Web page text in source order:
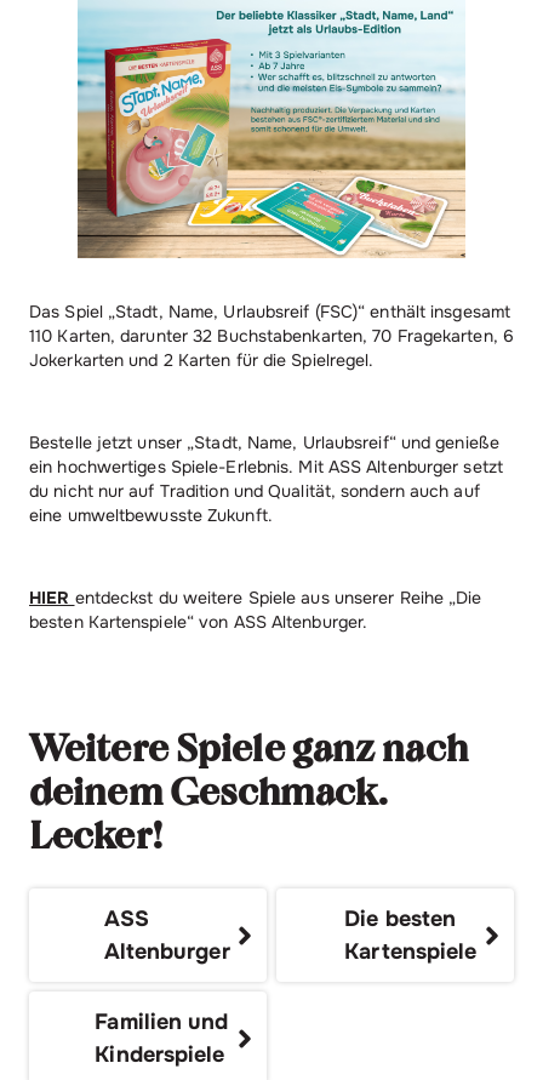
Das Spiel „Stadt, Name, Urlaubsreif (FSC)“ enthält insgesamt
110 Karten, darunter 32 Buchstabenkarten, 70 Fragekarten, 6
Jokerkarten und 2 Karten für die Spielregel.
Bestelle jetzt unser „Stadt, Name, Urlaubsreif“ und genieße
ein hochwertiges Spiele-Erlebnis. Mit ASS Altenburger setzt
du nicht nur auf Tradition und Qualität, sondern auch auf
eine umweltbewusste Zukunft.
HIER entdeckst du weitere Spiele aus unserer Reihe „Die
besten Kartenspiele“ von ASS Altenburger.
Weitere Spiele ganz nach
deinem Geschmack.
Lecker!
ASS
Altenburger
Die besten
Kartenspiele
Familien und
Kinderspiele